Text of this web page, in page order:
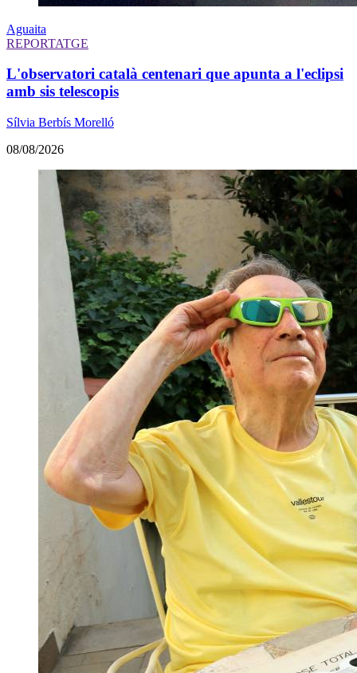
Aguaita
REPORTATGE
L'observatori català centenari que apunta a l'eclipsi
amb sis telescopis
Sílvia Berbís Morelló
08/08/2026